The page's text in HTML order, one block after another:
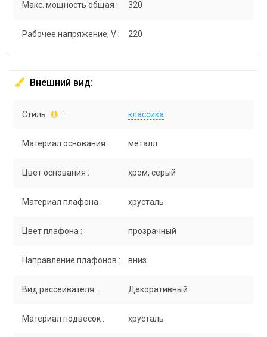
Макс. мощность общая : 320
Рабочее напряжение, V : 220
Внешний вид:
Стиль : классика
Материал основания : металл
Цвет основания : хром, серый
Материал плафона : хрусталь
Цвет плафона : прозрачный
Направление плафонов : вниз
Вид рассеивателя : Декоративный
Материал подвесок : хрусталь